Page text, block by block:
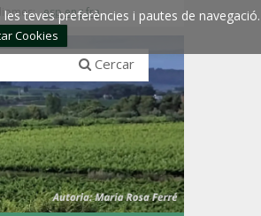
teves preferències i pautes de navegació.
Cookies
esp engfra
Cercar